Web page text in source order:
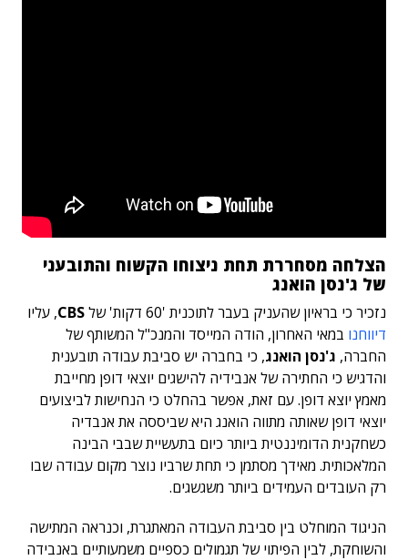
הצלחה מסחררת תחת ניצוחו הקשוח והתובעני
של ג'נסן הואנג
נזכיר כי בראיון שהעניק בעבר לתוכנית '60 דקות' של CBS, עליו
דיווחנו במאי האחרון, הודה המייסד והמנכ"ל המשותף של
החברה, ג'נסן הואנג, כי בחברה יש סביבת עבודה תובענית
והדגיש כי החתירה של אנבידיה להישגים יוצאי דופן מחייבת
מאמץ יוצא דופן. עם זאת, אפשר בהחלט כי הנחישות לביצועים
יוצאי דופן שאותה מתווה הואנג היא שביססה את אנבדיה
כשחקנית הדומיננטית ביותר כיום בתעשיית שבבי הבינה
המלאכותית. מאידך מסתמן כי תחת שרביו נוצר מקום עבודה שבו
רק העובדים העמידים ביותר משגשגים.
הניגוד המוחלט בין סביבת העבודה המאתגרת, וכנראה המתישה
והשוחקת, לבין הפיתוי של תגמולים כספיים משמעותיים באנבידה